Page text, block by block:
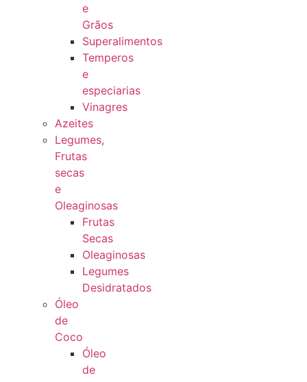
e
Grãos
Superalimentos
Temperos
e
especiarias
Vinagres
Azeites
Legumes,
Frutas
secas
e
Oleaginosas
Frutas
Secas
Oleaginosas
Legumes
Desidratados
Óleo
de
Coco
Óleo
de